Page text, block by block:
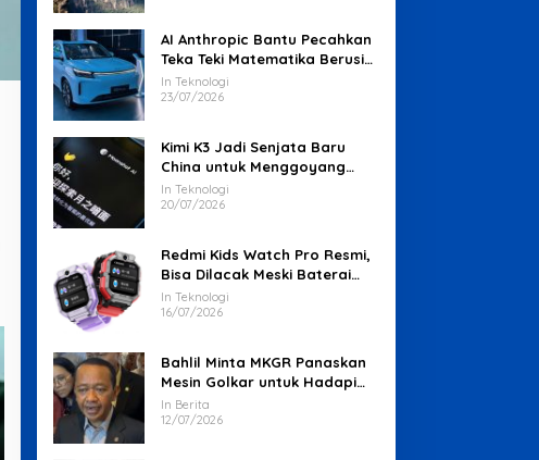
AI Anthropic Bantu Pecahkan
Teka Teki Matematika Berusia
87 Tahun
In Teknologi
23/07/2026
Kimi K3 Jadi Senjata Baru
China untuk Menggoyang
Keunggulan AI Amerika
In Teknologi
20/07/2026
Redmi Kids Watch Pro Resmi,
Bisa Dilacak Meski Baterai
Sudah Habis
In Teknologi
16/07/2026
Bahlil Minta MKGR Panaskan
Mesin Golkar untuk Hadapi
Pemilu 2029
In Berita
12/07/2026